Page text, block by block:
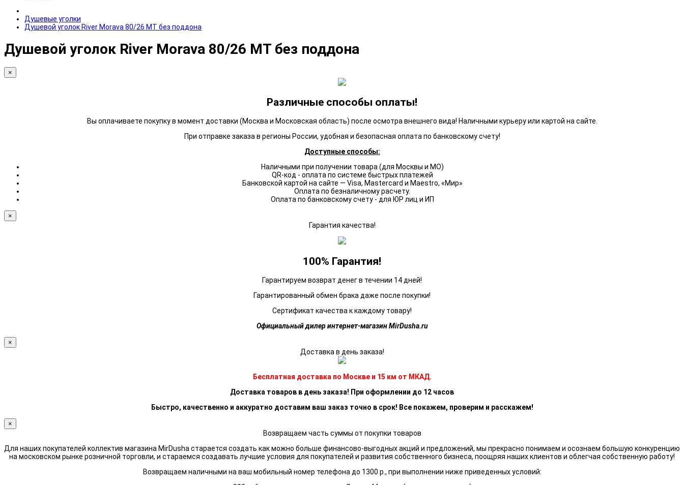
Душевые уголки
Душевой уголок River Morava 80/26 МТ без поддона
Душевой уголок River Morava 80/26 МТ без поддона
×
Различные способы оплаты!
Вы оплачиваете покупку в момент доставки (Москва и Московская область) после осмотра внешнего вида! Наличными курьеру или картой на сайте.
При отправке заказа в регионы России, удобная и безопасная оплата по банковскому счету!
Доступные способы:
Наличными при получении товара (для Москвы и МО)
QR-код - оплата по системе быстрых платежей
Банковской картой на сайте — Visa, Mastercard и Maestro, «Мир»
Оплата по безналичному расчету.
Оплата по банковскому счету - для ЮР лиц и ИП
×
Гарантия качества!
100% Гарантия!
Гарантируем возврат денег в течении 14 дней!
Гарантированный обмен брака даже после покупки!
Сертификат качества к каждому товару!
Официальный дилер интернет-магазин MirDusha.ru
×
Доставка в день заказа!
Бесплатная доставка по Москве и 15 км от МКАД.
Доставка товаров в день заказа! При оформлении до 12 часов
Быстро, качественно и аккуратно доставим ваш заказ точно в срок! Все покажем, проверим и расскажем!
×
Возвращаем часть суммы от покупки товаров
Для наших покупателей коллектив магазина MirDusha старается создать как можно больше финансово-выгодных акций и предложений, мы прекрасно понимаем и осознаем большую конкуренцию
на московском рынке розничной торговли, и стараемся создавать лучшие условия для покупателей и развития собственного бизнеса, поощряя наших клиентов и облегчая собственную работу!
Возвращаем наличными на ваш мобильный номер телефона до 1300 р., при выполнении ниже приведенных условий: